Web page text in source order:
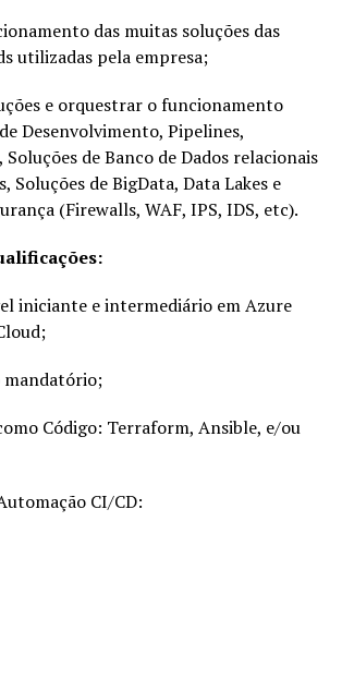
das muitas soluções das
utilizadas pela empresa;
e orquestrar o funcionamento
Desenvolvimento, Pipelines,
de Banco de Dados relacionais
Soluções de BigData, Data Lakes e
(Firewalls, WAF, IPS, IDS, etc).
iniciante e intermediário em Azure
mandatório;
Código: Terraform, Ansible, e/ou
CI/CD: